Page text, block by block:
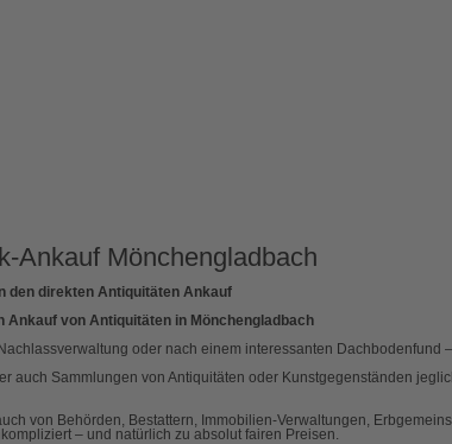
Ankauf Mönchengladbach
den direkten Antiquitäten Ankauf
von Antiquitäten in Mönchengladbach
oder nach einem interessanten Dachbodenfund
auch Sammlungen von Antiquitäten oder Kunstgegenständen
von Behörden, Bestattern, Immobilien-Verwaltungen,
– und natürlich zu absolut fairen Preisen.